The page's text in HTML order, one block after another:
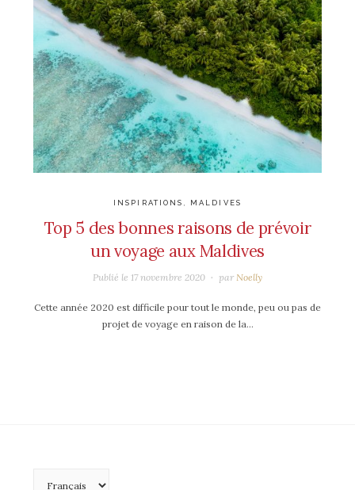
INSPIRATIONS , MALDIVES
Top 5 des bonnes raisons de prévoir
un voyage aux Maldives
Publié le 17 novembre 2020 par Noelly
Cette année 2020 est difficile pour tout le monde, peu ou pas de
projet de voyage en raison de la…